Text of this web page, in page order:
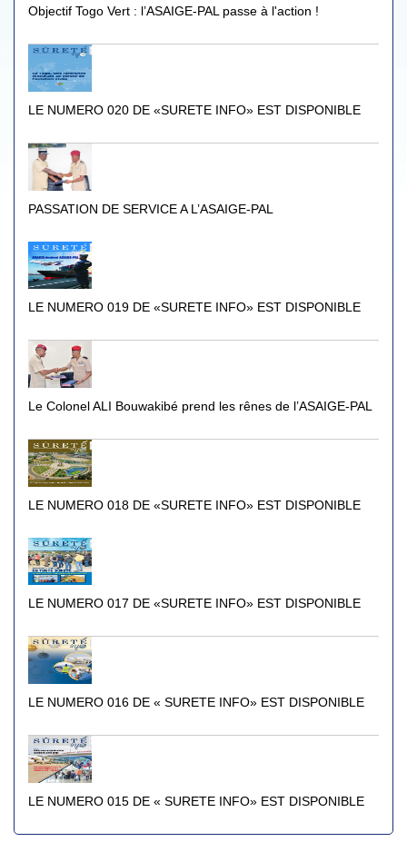
Objectif Togo Vert : l’ASAIGE-PAL passe à l'action !
LE NUMERO 020 DE «SURETE INFO» EST DISPONIBLE
PASSATION DE SERVICE A L’ASAIGE-PAL
LE NUMERO 019 DE «SURETE INFO» EST DISPONIBLE
Le Colonel ALI Bouwakibé prend les rênes de l’ASAIGE-PAL
LE NUMERO 018 DE «SURETE INFO» EST DISPONIBLE
LE NUMERO 017 DE «SURETE INFO» EST DISPONIBLE
LE NUMERO 016 DE « SURETE INFO» EST DISPONIBLE
LE NUMERO 015 DE « SURETE INFO» EST DISPONIBLE